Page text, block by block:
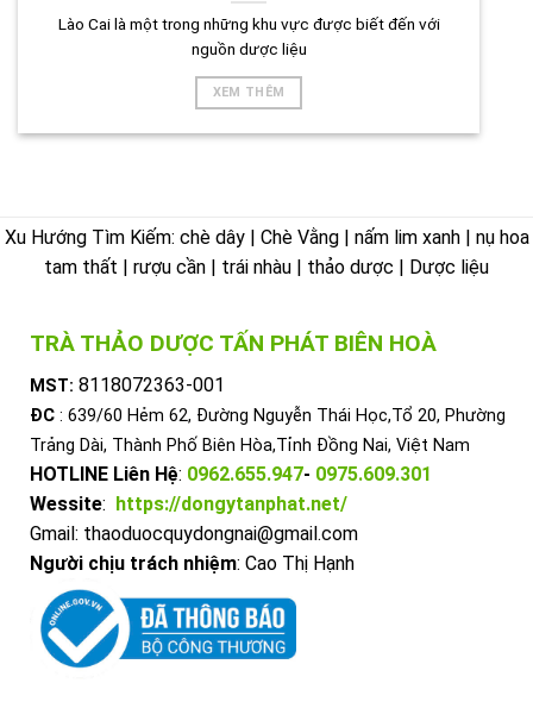
Lào Cai là một trong những khu vực được biết đến với
nguồn dược liệu
XEM THÊM
Xu Hướng Tìm Kiếm: chè dây | Chè Vằng | nấm lim xanh | nụ hoa
tam thất | rượu cần | trái nhàu | thảo dược | Dược liệu
TRÀ THẢO DƯỢC TẤN PHÁT BIÊN HOÀ
MST: 8118072363-001
ĐC : 639/60 Hẻm 62, Đường Nguyễn Thái Học,Tổ 20, Phường
Trảng Dài, Thành Phố Biên Hòa,Tỉnh Đồng Nai, Việt Nam
HOTLINE Liên Hệ: 0962.655.947- 0975.609.301
Wessite: https://dongytanphat.net/
Gmail: thaoduocquydongnai@gmail.com
Người chịu trách nhiệm: Cao Thị Hạnh